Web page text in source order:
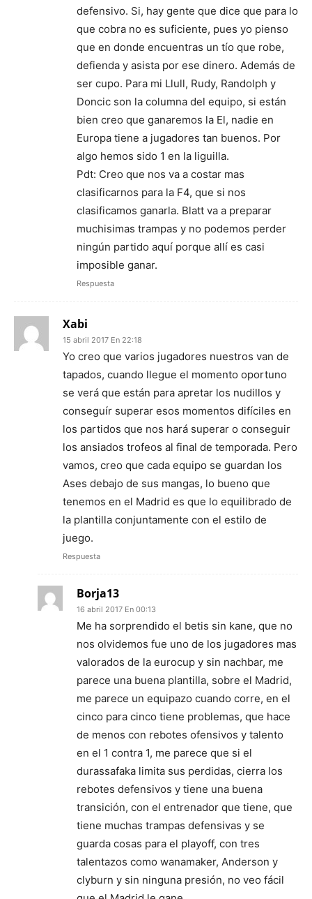
defensivo. Si, hay gente que dice que para lo
que cobra no es suficiente, pues yo pienso
que en donde encuentras un tío que robe,
defienda y asista por ese dinero. Además de
ser cupo. Para mi Llull, Rudy, Randolph y
Doncic son la columna del equipo, si están
bien creo que ganaremos la El, nadie en
Europa tiene a jugadores tan buenos. Por
algo hemos sido 1 en la liguilla.
Pdt: Creo que nos va a costar mas
clasificarnos para la F4, que si nos
clasificamos ganarla. Blatt va a preparar
muchisimas trampas y no podemos perder
ningún partido aquí porque allí es casi
imposible ganar.
Respuesta
Xabi
15 abril 2017 En 22:18
Yo creo que varios jugadores nuestros van de
tapados, cuando llegue el momento oportuno
se verá que están para apretar los nudillos y
conseguír superar esos momentos difíciles en
los partidos que nos hará superar o conseguir
los ansiados trofeos al final de temporada. Pero
vamos, creo que cada equipo se guardan los
Ases debajo de sus mangas, lo bueno que
tenemos en el Madrid es que lo equilibrado de
la plantilla conjuntamente con el estilo de
juego.
Respuesta
Borja13
16 abril 2017 En 00:13
Me ha sorprendido el betis sin kane, que no
nos olvidemos fue uno de los jugadores mas
valorados de la eurocup y sin nachbar, me
parece una buena plantilla, sobre el Madrid,
me parece un equipazo cuando corre, en el
cinco para cinco tiene problemas, que hace
de menos con rebotes ofensivos y talento
en el 1 contra 1, me parece que si el
durassafaka limita sus perdidas, cierra los
rebotes defensivos y tiene una buena
transición, con el entrenador que tiene, que
tiene muchas trampas defensivas y se
guarda cosas para el playoff, con tres
talentazos como wanamaker, Anderson y
clyburn y sin ninguna presión, no veo fácil